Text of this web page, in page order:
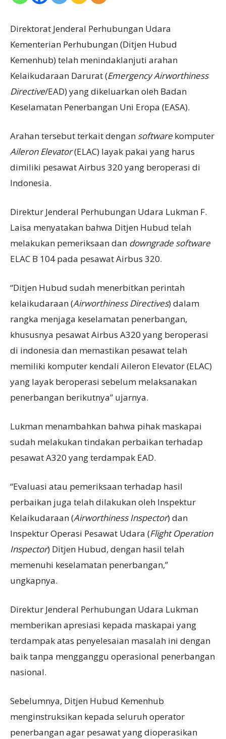
Direktorat Jenderal Perhubungan Udara
Kementerian Perhubungan (Ditjen Hubud
Kemenhub) telah menindaklanjuti arahan
Kelaikudaraan Darurat (Emergency Airworthiness
Directive/EAD) yang dikeluarkan oleh Badan
Keselamatan Penerbangan Uni Eropa (EASA).
Arahan tersebut terkait dengan software komputer
Aileron Elevator(ELAC) layak pakai yang harus
dimiliki pesawat Airbus 320 yang beroperasi di
Indonesia.
Direktur Jenderal Perhubungan Udara Lukman F.
Laisa menyatakan bahwa Ditjen Hubud telah
melakukan pemeriksaan dan downgrade software
ELAC B 104 pada pesawat Airbus 320.
“Ditjen Hubud sudah menerbitkan perintah
kelaikudaraan (Airworthiness Directives) dalam
rangka menjaga keselamatan penerbangan,
khususnya pesawat Airbus A320 yang beroperasi
di indonesia dan memastikan pesawat telah
memiliki komputer kendali Aileron Elevator (ELAC)
yang layak beroperasi sebelum melaksanakan
penerbangan berikutnya” ujarnya.
Lukman menambahkan bahwa pihak maskapai
sudah melakukan tindakan perbaikan terhadap
pesawat A320 yang terdampak EAD.
“Evaluasi atau pemeriksaan terhadap hasil
perbaikan juga telah dilakukan oleh Inspektur
Kelaikudaraan (Airworthiness Inspector) dan
Inspektur Operasi Pesawat Udara (Flight Operation
Inspector) Ditjen Hubud, dengan hasil telah
memenuhi keselamatan penerbangan,”
ungkapnya.
Direktur Jenderal Perhubungan Udara Lukman
memberikan apresiasi kepada maskapai yang
terdampak atas penyelesaian masalah ini dengan
baik tanpa mengganggu operasional penerbangan
nasional.
Sebelumnya, Ditjen Hubud Kemenhub
menginstruksikan kepada seluruh operator
penerbangan agar pesawat yang dioperasikan